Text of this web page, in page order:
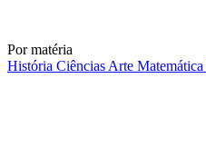
Por matéria
História Ciências Arte Matemática